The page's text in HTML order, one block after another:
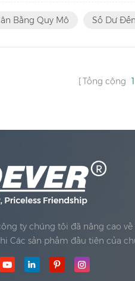
Bằng Quy Mô Số Dư
Tổng cộng 1
ty chúng tôi đã nâng cao
sản phẩm đầu tiên của
lập; Khu vực sản xuất
được ISO 9001:...